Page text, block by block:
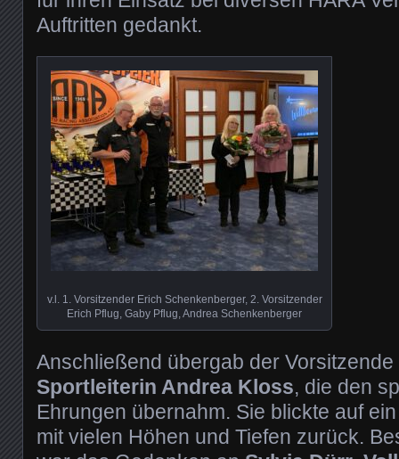
Auftritten gedankt.
v.l. 1. Vorsitzender Erich Schenkenberger, 2. Vorsitzender
Erich Pflug, Gaby Pflug, Andrea Schenkenberger
Anschließend übergab der
Sportleiterin Andrea Kloss, die den
Ehrungen übernahm. Sie blickte auf
mit vielen Höhen und Tiefen zurück.